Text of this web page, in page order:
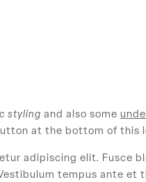
styling and also some
at the bottom of this
adipiscing elit. Fusce
tempus ante et